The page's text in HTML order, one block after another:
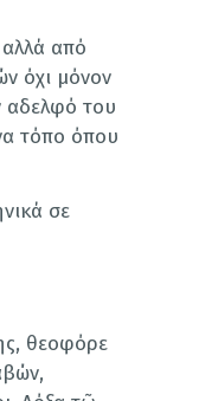
από
όχι μόνον
αδελφό του
τόπο όπου
σε
θεοφόρε